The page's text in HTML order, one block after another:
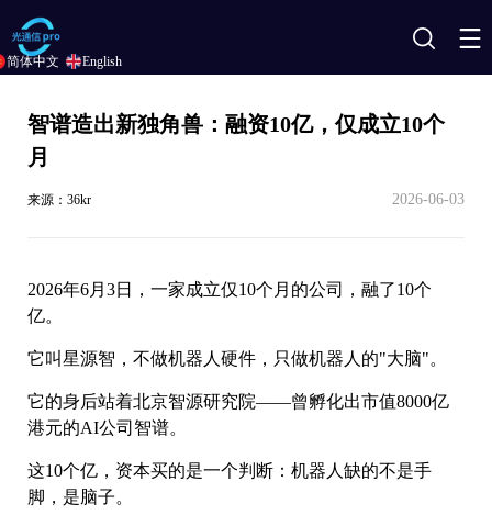
搜
智谱造出新独角兽：融资10亿，仅成立10个
月
来源：36kr 2026-06-03
2026年6月3日，一家成立仅10个月的公司，融了10个
亿。
它叫星源智，不做机器人硬件，只做机器人的"大脑"。
它的身后站着北京智源研究院——曾孵化出市值8000亿
港元的AI公司智谱。
这10个亿，资本买的是一个判断：机器人缺的不是手
脚，是脑子。
简体中文 English